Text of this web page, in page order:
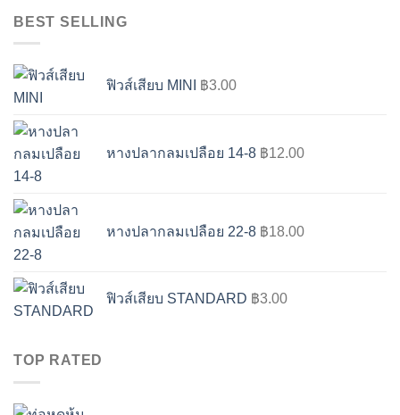
BEST SELLING
ฟิวส์เสียบ MINI ฿3.00
หางปลากลมเปลือย 14-8 ฿12.00
หางปลากลมเปลือย 22-8 ฿18.00
ฟิวส์เสียบ STANDARD ฿3.00
TOP RATED